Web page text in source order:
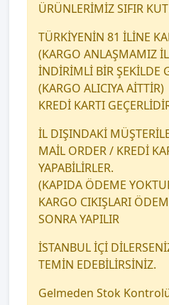
ÜRÜNLERİMİZ SIFIR
TÜRKİYENİN 81 İLİNE
(KARGO ANLAŞMAMIZ
İNDİRİMLİ BİR ŞEKİLDE
(KARGO ALICIYA AİTTİR)
KREDİ KARTI
İL DIŞINDAKİ
MAİL ORDER / KREDİ
YAPABİLİRLER.
(KAPIDA ÖDEME
KARGO CIKIŞLARI
SONRA YAPILIR
İSTANBUL İÇİ
TEMİN EDEBİLİRSİNİZ.
Gelmeden Stok Kontrolü